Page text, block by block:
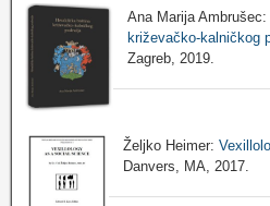
Ana Marija Ambrušec:
križevačko-kalničkog
Zagreb, 2019.
Željko Heimer:
Danvers, MA, 2017.